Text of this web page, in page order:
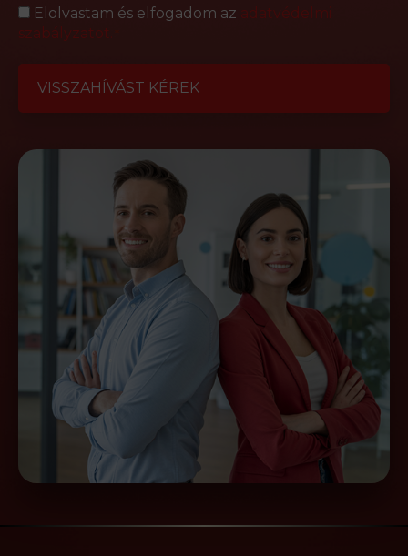
Adatvédelem
*
Elolvastam és elfogadom az adatvédelmi
szabályzatot.